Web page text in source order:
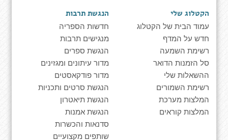
הקטלוג שלי
עמוד הבית של הקטלוג
חדש על המדף
רשימת השמעה
סל הזמנות הדואר
ההשאלות שלי
רשימת השמורים
המלצות מערכת
המלצות קוראים
הנגשת תרבות
חדשות הספריה
מנגישים תרבות
הנגשת ספרים
מדור עיתונים ומגזינים
מדור פודקאסטים
הנגשת סרטים ותכניות
הנגשת תיאטרון
הנגשת אמנות
סדנאות והכשרות
שותפים מקצועיים